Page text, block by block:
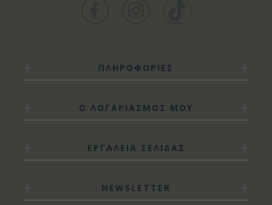
ΠΛΗΡΟΦΟΡΙΕΣ
Ο ΛΟΓΑΡΙΑΣΜΟΣ ΜΟΥ
ΕΡΓΑΛΕΙΑ ΣΕΛΙΔΑΣ
NEWSLETTER